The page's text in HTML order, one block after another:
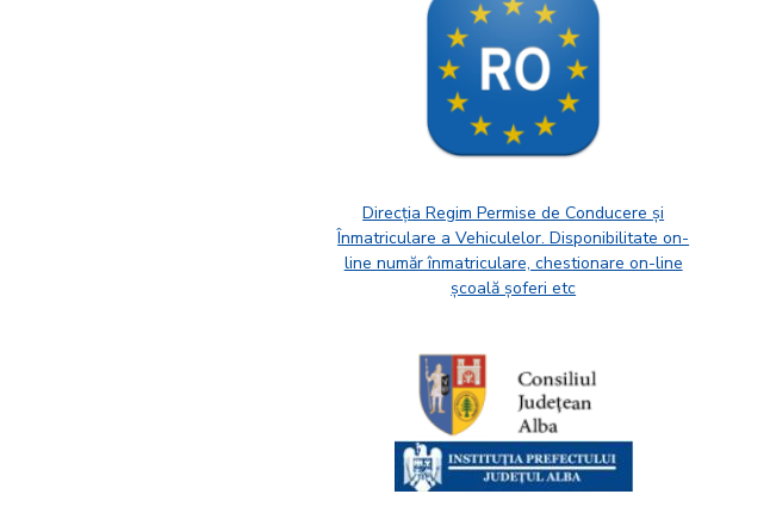
Direcția Regim Permise de Conducere și
Înmatriculare a Vehiculelor. Disponibilitate on-
line număr înmatriculare, chestionare on-line
școală șoferi etc